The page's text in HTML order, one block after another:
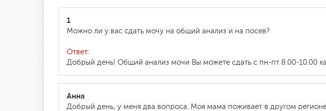
1
Можно ли у вас сдать мочу на общий анализ и на посев?
Ответ:
Добрый день! Общий анализ мочи Вы можете сдать с пн-пт 8.00-10.00
Анна
Добрый день, у меня два вопроса. Моя мама поживает в другом